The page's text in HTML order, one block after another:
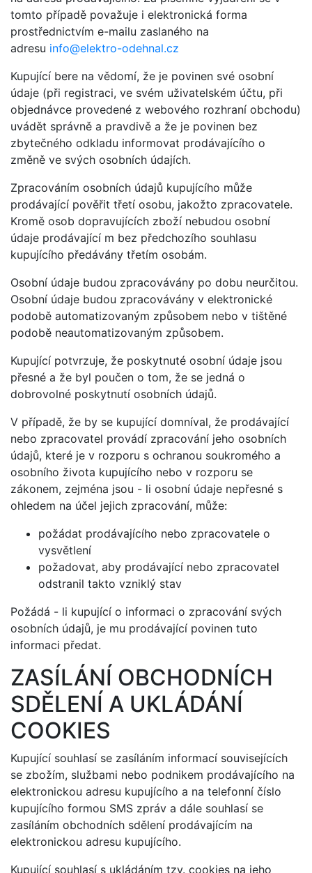
tomto případě považuje i elektronická forma
prostřednictvím e-mailu zaslaného na
adresu info@elektro-odehnal.cz
Kupující bere na vědomí, že je povinen své osobní
údaje (při registraci, ve svém uživatelském účtu, při
objednávce provedené z webového rozhraní obchodu)
uvádět správně a pravdivě a že je povinen bez
zbytečného odkladu informovat prodávajícího o
změně ve svých osobních údajích.
Zpracováním osobních údajů kupujícího může
prodávající pověřit třetí osobu, jakožto zpracovatele.
Kromě osob dopravujících zboží nebudou osobní
údaje prodávající m bez předchozího souhlasu
kupujícího předávány třetím osobám.
Osobní údaje budou zpracovávány po dobu neurčitou.
Osobní údaje budou zpracovávány v elektronické
podobě automatizovaným způsobem nebo v tištěné
podobě neautomatizovaným způsobem.
Kupující potvrzuje, že poskytnuté osobní údaje jsou
přesné a že byl poučen o tom, že se jedná o
dobrovolné poskytnutí osobních údajů.
V případě, že by se kupující domníval, že prodávající
nebo zpracovatel provádí zpracování jeho osobních
údajů, které je v rozporu s ochranou soukromého a
osobního života kupujícího nebo v rozporu se
zákonem, zejména jsou - li osobní údaje nepřesné s
ohledem na účel jejich zpracování, může:
požádat prodávajícího nebo zpracovatele o
vysvětlení
požadovat, aby prodávající nebo zpracovatel
odstranil takto vzniklý stav
Požádá - li kupující o informaci o zpracování svých
osobních údajů, je mu prodávající povinen tuto
informaci předat.
ZASÍLÁNÍ OBCHODNÍCH
SDĚLENÍ A UKLÁDÁNÍ
COOKIES
Kupující souhlasí se zasíláním informací souvisejících
se zbožím, službami nebo podnikem prodávajícího na
elektronickou adresu kupujícího a na telefonní číslo
kupujícího formou SMS zpráv a dále souhlasí se
zasíláním obchodních sdělení prodávajícím na
elektronickou adresu kupujícího.
Kupující souhlasí s ukládáním tzv. cookies na jeho